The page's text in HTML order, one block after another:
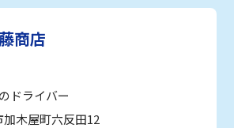
商店
ドライバー
木屋町六反田12